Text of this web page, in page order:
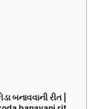
બનાવવાની રીત |